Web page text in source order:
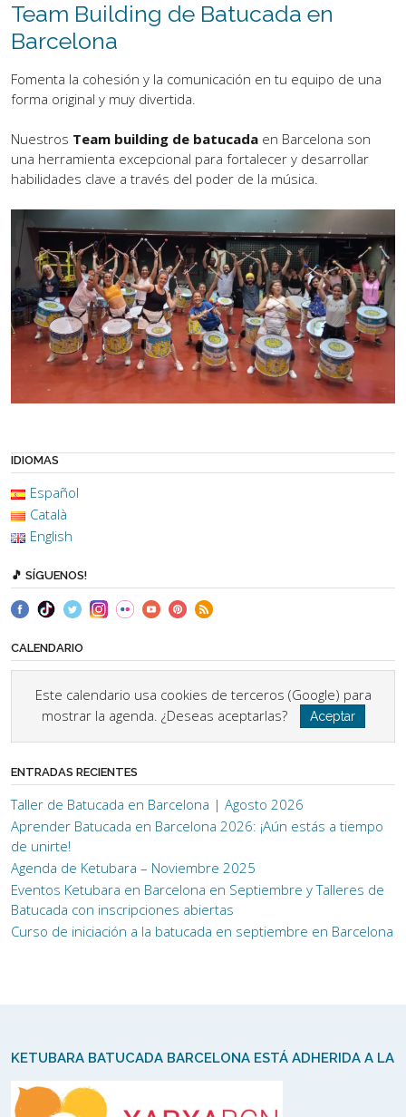
Team Building de Batucada en
Barcelona
Fomenta la cohesión y la comunicación en tu equipo de una
forma original y muy divertida.
Nuestros Team building de batucada en Barcelona son
una herramienta excepcional para fortalecer y desarrollar
habilidades clave a través del poder de la música.
IDIOMAS
Español
Català
English
🎵 SÍGUENOS!
CALENDARIO
Este calendario usa cookies de terceros (Google) para
mostrar la agenda. ¿Deseas aceptarlas?
Aceptar
ENTRADAS RECIENTES
Taller de Batucada en Barcelona | Agosto 2026
Aprender Batucada en Barcelona 2026: ¡Aún estás a tiempo
de unirte!
Agenda de Ketubara – Noviembre 2025
Eventos Ketubara en Barcelona en Septiembre y Talleres de
Batucada con inscripciones abiertas
Curso de iniciación a la batucada en septiembre en Barcelona
KETUBARA BATUCADA BARCELONA ESTÁ ADHERIDA A LA